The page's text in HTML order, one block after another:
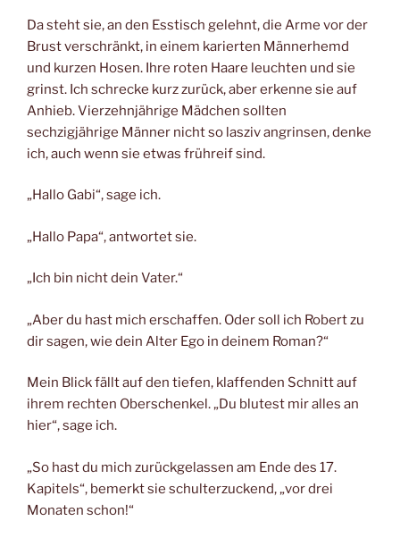
Da steht sie, an den Esstisch gelehnt, die Arme vor der
Brust verschränkt, in einem karierten Männerhemd
und kurzen Hosen. Ihre roten Haare leuchten und sie
grinst. Ich schrecke kurz zurück, aber erkenne sie auf
Anhieb. Vierzehnjährige Mädchen sollten
sechzigjährige Männer nicht so lasziv angrinsen, denke
ich, auch wenn sie etwas frühreif sind.
„Hallo Gabi“, sage ich.
„Hallo Papa“, antwortet sie.
„Ich bin nicht dein Vater.“
„Aber du hast mich erschaffen. Oder soll ich Robert zu
dir sagen, wie dein Alter Ego in deinem Roman?“
Mein Blick fällt auf den tiefen, klaffenden Schnitt auf
ihrem rechten Oberschenkel. „Du blutest mir alles an
hier“, sage ich.
„So hast du mich zurückgelassen am Ende des 17.
Kapitels“, bemerkt sie schulterzuckend, „vor drei
Monaten schon!“